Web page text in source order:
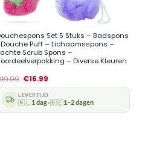
+
Set 5 Stuks – Badspons
Puff – Lichaamsspons –
Scrub Spons –
– Diverse Kleuren
19.99 €16.99
LEVERTIJD
🇳🇱1 dag•🇧🇪1–2 dagen